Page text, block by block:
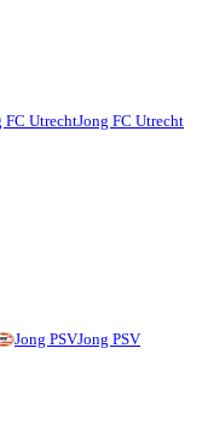
FC UtrechtJong FC Utrecht
Jong PSVJong PSV